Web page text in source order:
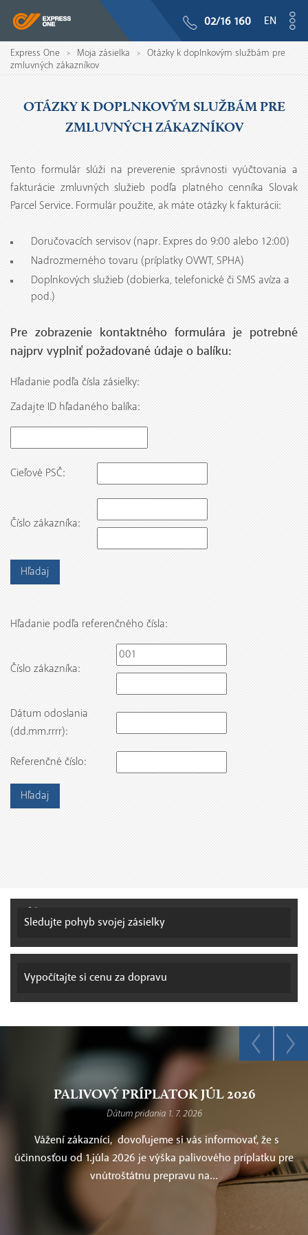
02/16 160 EN
Express One > Moja zásielka >
Otázky k doplnkovým službám pre
zmluvných zákazníkov
OTÁZKY K DOPLNKOVÝM SLUŽBÁM PRE
ZMLUVNÝCH ZÁKAZNÍKOV
Tento formulár slúži na preverenie správnosti vyúčtovania a
fakturácie zmluvných služieb podľa platného cenníka Slovak
Parcel Service. Formulár použite, ak máte otázky k fakturácii:
Doručovacích servisov (napr. Expres do 9:00 alebo 12:00)
Nadrozmerného tovaru (príplatky OVWT, SPHA)
Doplnkových služieb (dobierka, telefonické či SMS avíza a
pod.)
Pre zobrazenie kontaktného formulára je potrebné
najprv vyplniť požadované údaje o balíku:
Hľadanie podľa čísla zásielky:
Zadajte ID hľadaného balíka:
Cieľové PSČ:
Číslo zákazníka:
Hľadanie podľa referenčného čísla:
Číslo zákazníka:
Dátum odoslania
(dd.mm.rrrr):
Referenčné číslo:
Sledujte pohybsvojej zásielky
Vypočítajte si cenu za dopravu
PALIVOVÝ PRÍPLATOK JÚL 2026
Dátum pridania 1. 7. 2026
Vážení zákazníci, dovoľujeme si vás informovať, že s
účinnosťou od 1.júla 2026 je výška palivového príplatku pre
vnútroštátnu prepravu na...